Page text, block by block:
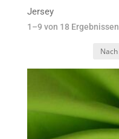
Jersey
1–9 von 18